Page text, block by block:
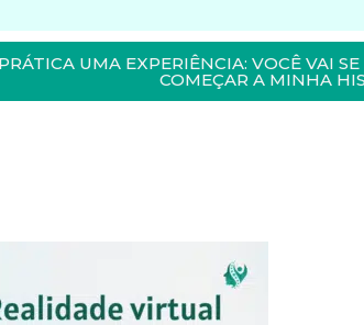
UMA EXPERIÊNCIA: VOCÊ VAI
COMEÇAR A MINHA